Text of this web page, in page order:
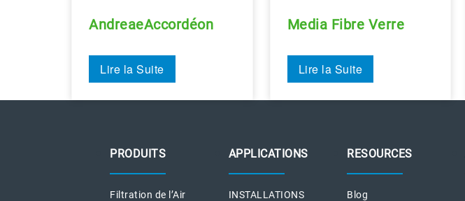
AndreaeAccordéon
Lire la Suite
Media Fibre Verre
Lire la Suite
PRODUITS
Filtration de l’Air
APPLICATIONS
INSTALLATIONS
RESOURCES
Blog